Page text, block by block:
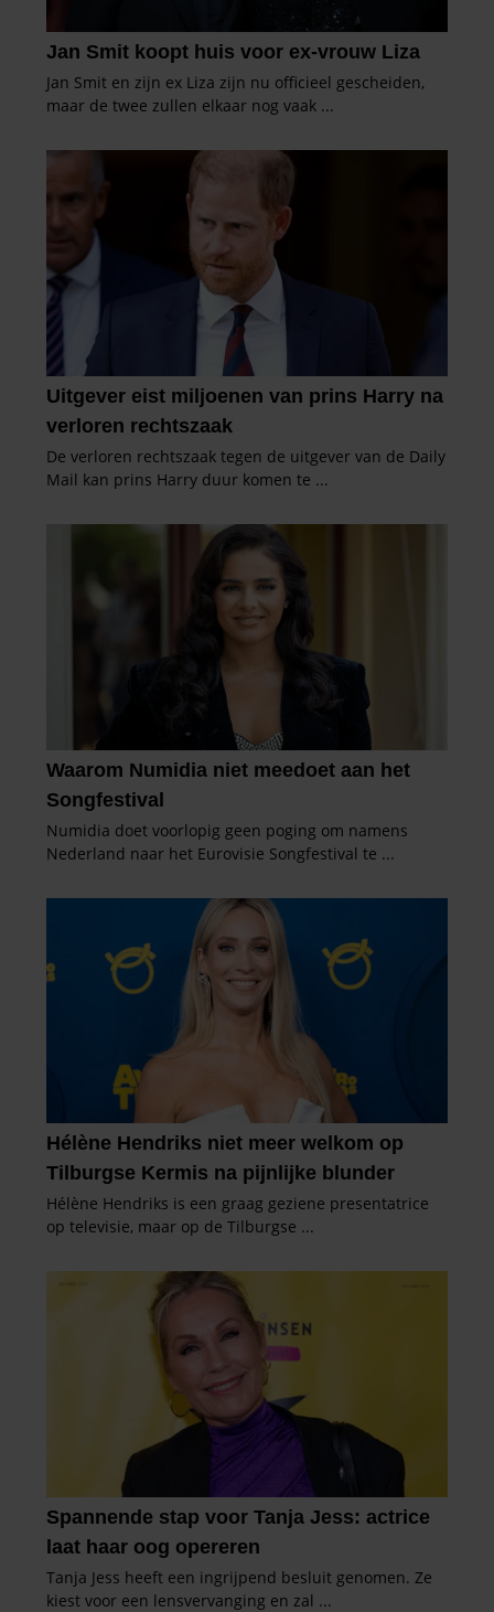
partners voor social media, adverteren en analyse. Deze
partners kunnen deze gegevens combineren met andere
informatie die u aan ze heeft verstrekt of die ze hebben
verzameld op basis van uw gebruik van hun services. U
gaat akkoord met onze cookies als u onze website blijft